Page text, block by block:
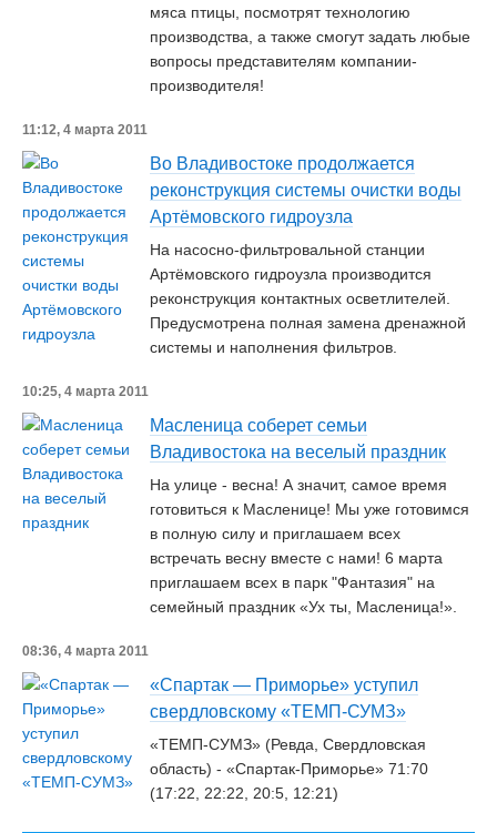
мяса птицы, посмотрят технологию
производства, а также смогут задать любые
вопросы представителям компании-
производителя!
11:12, 4 марта 2011
Во Владивостоке продолжается
реконструкция системы очистки воды
Артёмовского гидроузла
На насосно-фильтровальной станции
Артёмовского гидроузла производится
реконструкция контактных осветлителей.
Предусмотрена полная замена дренажной
системы и наполнения фильтров.
10:25, 4 марта 2011
Масленица соберет семьи
Владивостока на веселый праздник
На улице - весна! А значит, самое время
готовиться к Масленице! Мы уже готовимся
в полную силу и приглашаем всех
встречать весну вместе с нами! 6 марта
приглашаем всех в парк "Фантазия" на
семейный праздник «Ух ты, Масленица!».
08:36, 4 марта 2011
«Спартак — Приморье» уступил
свердловскому «ТЕМП-СУМЗ»
«ТЕМП-СУМЗ» (Ревда, Свердловская
область) - «Спартак-Приморье» 71:70
(17:22, 22:22, 20:5, 12:21)